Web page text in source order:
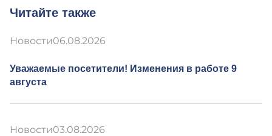
Читайте также
Новости06.08.2026
Уважаемые посетители! Изменения в работе 9
августа
Новости03.08.2026